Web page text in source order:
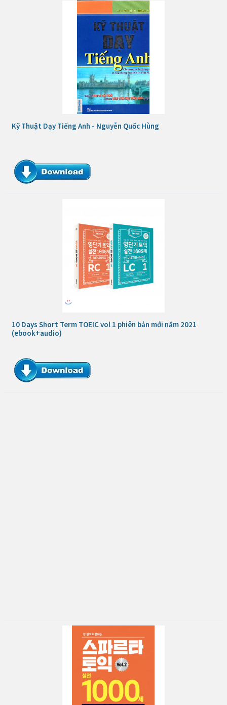
Kỹ Thuật Dạy Tiếng Anh - Nguyễn Quốc Hùng
10 Days Short Term TOEIC vol 1 phiên bản mới năm 2021
(ebook+audio)